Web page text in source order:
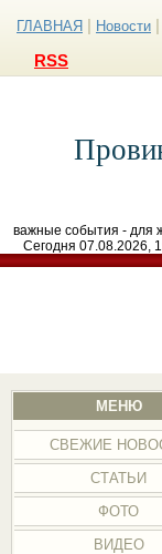
ГЛАВНАЯ Новости
RSS
важные события - для
Сегодня 07.08.2026,
МЕНЮ
СВЕЖИЕ
СТАТЬИ
ФОТО
ВИДЕО